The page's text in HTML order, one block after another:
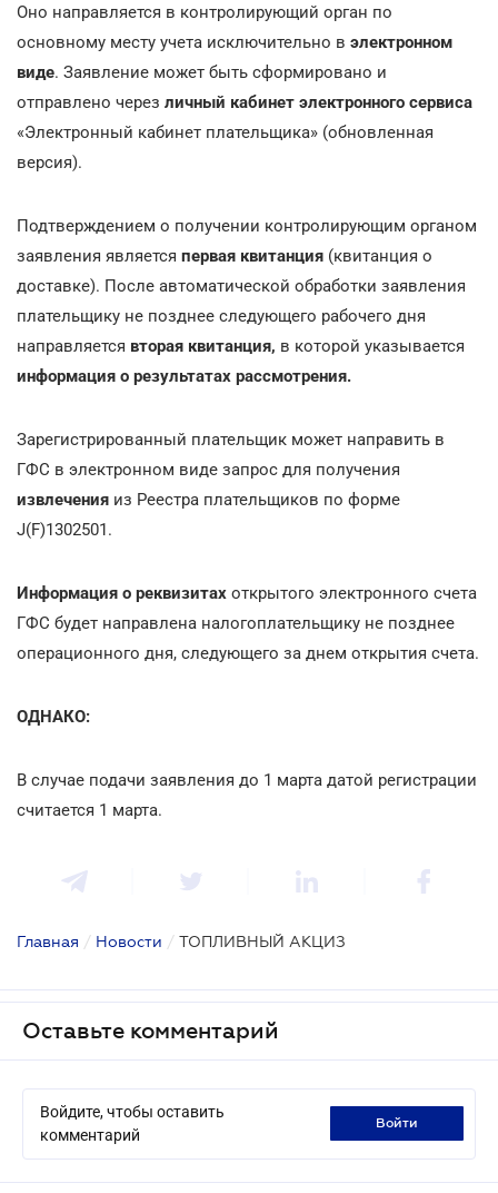
Оно направляется в контролирующий орган по
основному месту учета исключительно в электронном
виде. Заявление может быть сформировано и
отправлено через личный кабинет электронного сервиса
«Электронный кабинет плательщика» (обновленная
версия).
Подтверждением о получении контролирующим органом
заявления является первая квитанция (квитанция о
доставке). После автоматической обработки заявления
плательщику не позднее следующего рабочего дня
направляется вторая квитанция, в которой указывается
информация о результатах рассмотрения.
Зарегистрированный плательщик может направить в
ГФС в электронном виде запрос для получения
извлечения из Реестра плательщиков по форме
J(F)1302501.
Информация о реквизитах открытого электронного счета
ГФС будет направлена налогоплательщику не позднее
операционного дня, следующего за днем открытия счета.
ОДНАКО:
В случае подачи заявления до 1 марта датой регистрации
считается 1 марта.
Главная / Новости / ТОПЛИВНЫЙ АКЦИЗ
Оставьте комментарий
Войдите, чтобы оставить
комментарий
войти